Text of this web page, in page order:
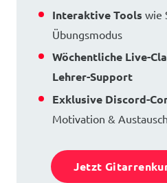
Interaktive Tools wie
Übungsmodus
Wöchentliche Live-
Lehrer-Support
Exklusive Discord-
Motivation & Austausch
Jetzt